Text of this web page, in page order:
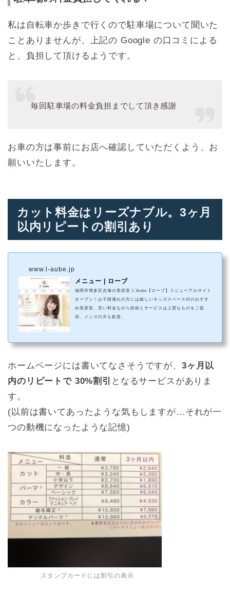
私は自転車か歩きで行くので駐車場について聞いた
ことありませんが、上記の Google の口コミによる
と、負担して頂けるようです。
毎回駐車場の料金負担までして頂き感謝
お車の方は事前にお店へ確認していただくよう、お
願いいたします。
カット料金はリーズナブル。3ヶ月
以内リピートの割引あり
www.l-aube.jp
メニュー | ローブ
福岡市博多区吉塚の美容室 L’Aube【ローブ】リニューアルサイト
オープン！お子様連れの方には嬉しいキッズスペース付のおすす
め美容室。安い料金ながら技術とサービスは上質なものをご提
供。メンズの方も歓迎。
ホームページには書いてなさそうですが、 3ヶ月以
内のリピートで 30%割引 となるサービスがありま
す。
(以前は書いてあったような気もしますが…それが一
つの動機になったような記憶)
スタンプカードには割引の表示